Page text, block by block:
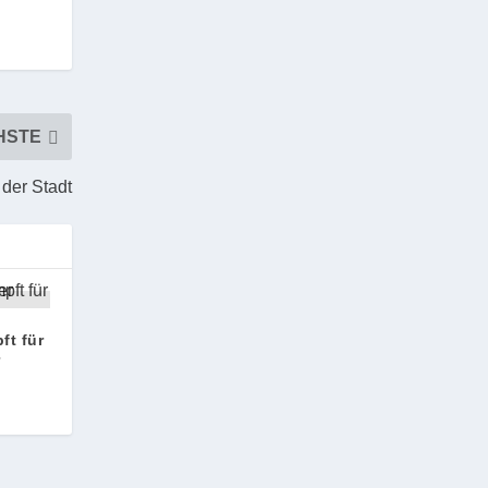
Stadt
für